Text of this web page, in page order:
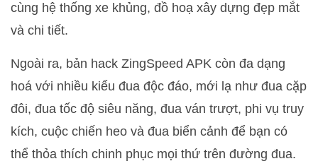
cùng hệ thống xe khủng, đồ hoạ xây dựng đẹp mắt
và chi tiết.
Ngoài ra, bản hack ZingSpeed APK còn đa dạng
hoá với nhiều kiểu đua độc đáo, mới lạ như đua cặp
đôi, đua tốc độ siêu năng, đua ván trượt, phi vụ truy
kích, cuộc chiến heo và đua biển cảnh để bạn có
thể thỏa thích chinh phục mọi thứ trên đường đua.